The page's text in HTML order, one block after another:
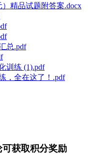
精品试题附答案.docx
总.pdf
训练 (1).pdf
，全在这了！.pdf
获取积分奖励